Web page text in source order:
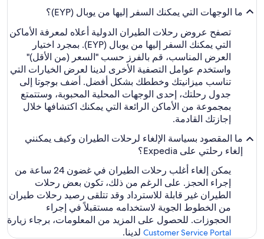
ما الوجهات التي يمكنك السفر إليها من يوبال (EYP)؟
تصفح عروض رحلات الطيران الدولية أعلاه لمعرفة الأماكن
التي يمكنك السفر إليها من يوبال (EYP). بمجرد اختيار
العرض المناسب، قم بالفرز حسب "السعر (من الأقل)"
واستخدم عوامل التصفية الأخرى لدينا لعرض الخيارات التي
تناسب ميزانيتك وخططك بشكل أفضل. أضف بوجوتا إلى
جدول رحلتك، إحدى الوجهات المحلية المحبوبة، وستتمتع
بمجموعة من الأماكن الرائعة التي يمكنك اكتشافها خلال
إجازتك القادمة.
ما المقصود بسياسة الإلغاء لرحلات الطيران وكيف يمكنني
إلغاء رحلتي على Expedia؟
يمكن إلغاء أغلب رحلات الطيران في غضون 24 ساعة من
إجراء الحجز. على الرغم من ذلك، تكون بعض رحلات
الطيران غير قابلة للاسترداد وقد تتلقى رصيد رحلات طيران
من الخطوط الجوية لاستخدامه مستقبلاً في إجراء
الحجوزات. للحصول على المزيد من المعلومات، برجاء زيارة
Customer Service Portal لدينا.